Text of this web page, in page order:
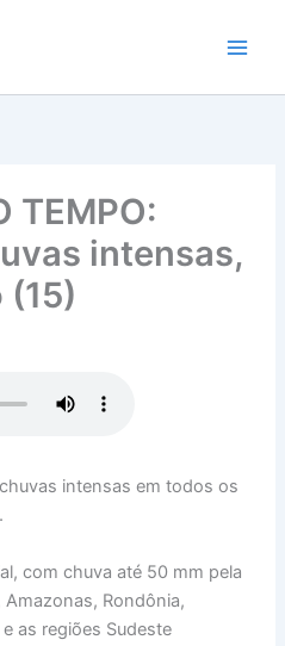
TEMPO:
intensas,
(15)
intensas em todos os
com chuva até 50 mm pela
Rondônia,
as regiões Sudeste